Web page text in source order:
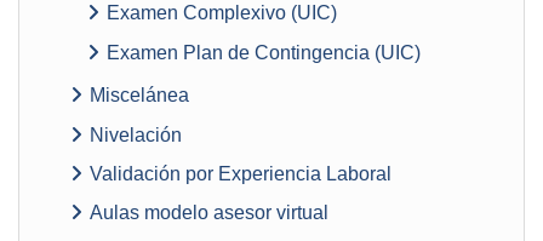
Examen Complexivo (UIC)
Examen Plan de Contingencia (UIC)
Miscelánea
Nivelación
Validación por Experiencia Laboral
Aulas modelo asesor virtual